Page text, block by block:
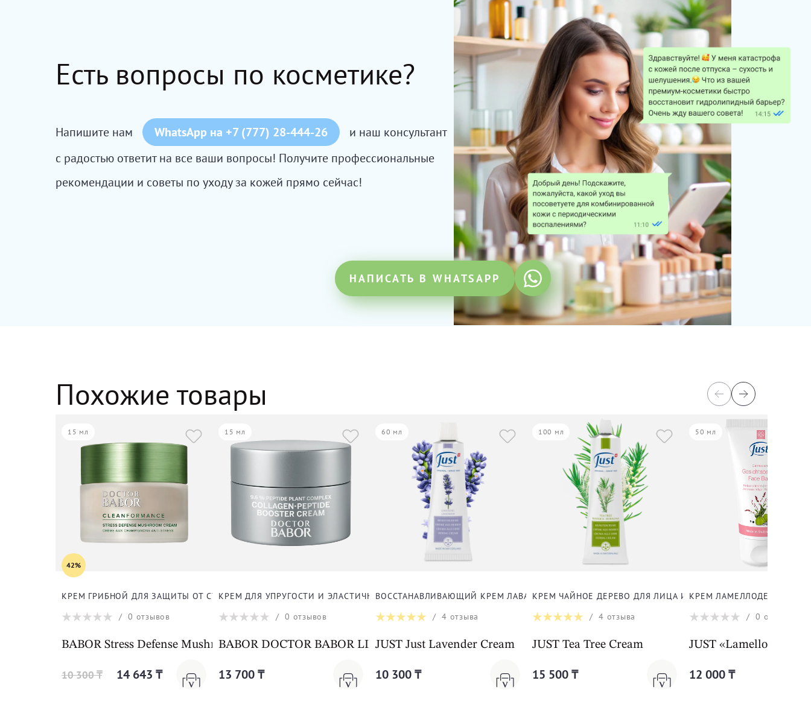
Есть вопросы по косметике?
Напишите нам WhatsApp на +7 (777) 28-444-26
и наш консультант
с радостью ответит на все ваши вопросы! Получите профессиональные
рекомендации и советы по уходу за кожей прямо сейчас!
НАПИСАТЬ В WHATSAPP
Похожие товары
15 мл
42%
КРЕМ ГРИБНОЙ ДЛЯ ЗАЩИТЫ ОТ СТРЕССА ДЛЯ ЛИЦА
/0 отзывов
BABOR Stress Defense Mushroom Cream Cleanformance
10 300 ₸ 14 643 ₸
15 мл
КРЕМ ДЛЯ УПРУГОСТИ И ЭЛАСТИЧНОСТИ КОЖИ ДЛЯ ЛИЦА
/0 отзывов
BABOR DOCTOR BABOR LIFTING Collagen-Peptide Booster Cream
13 700 ₸
60 мл
ВОССТАНАВЛИВАЮЩИЙ КРЕМ ЛАВАНДА ДЛЯ ЛИЦА И ТЕЛА
/4 отзыва
JUST Just Lavender Cream
10 300 ₸
100 мл
КРЕМ ЧАЙНОЕ ДЕРЕВО ДЛЯ ЛИЦА И ТЕЛА
/4 отзыва
JUST Tea Tree Cream
15 500 ₸
50 мл
КРЕМ ЛАМЕЛЛОДЕРМ ДЛЯ
/0 отзывов
JUST «Lamelloderm
12 000 ₸